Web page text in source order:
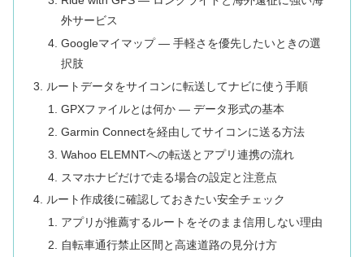
外サービス
Googleマイマップ — 手軽さを優先したいときの選
択肢
ルートデータをサイコンに転送してナビに使う手順
GPXファイルとは何か — データ形式の基本
Garmin Connectを経由してサイコンに送る方法
Wahoo ELEMNTへの転送とアプリ連携の流れ
スマホナビだけで走る場合の設定と注意点
ルート作成後に確認しておきたい安全チェック
アプリが推薦するルートをそのまま信用しない理由
自転車通行禁止区間と高速道路の見分け方